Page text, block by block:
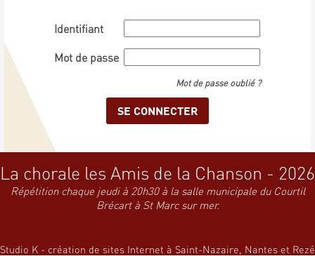
Identifiant
Mot de passe
Mot de passe oublié ?
La chorale les Amis de la Chanson - 2026
Répétition chaque jeudi à 20h30 à la salle municipale du Courtil
Brécart à St Marc sur mer.
Studio K - création de sites Internet à Saint-Nazaire, Nantes et Rezé